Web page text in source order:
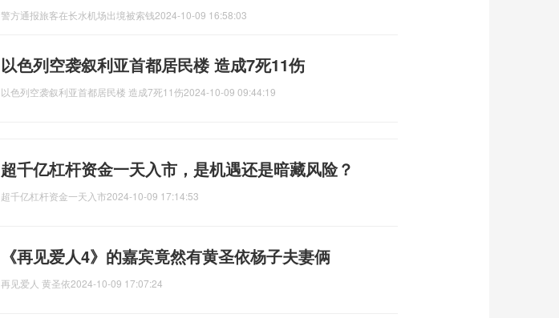
警方通报旅客在长水机场出境被索钱2024-10-09 16:58:03
以色列空袭叙利亚首都居民楼 造成7死11伤
以色列空袭叙利亚首都居民楼 造成7死11伤2024-10-09 09:44:19
超千亿杠杆资金一天入市，是机遇还是暗藏风险？
超千亿杠杆资金一天入市2024-10-09 17:14:53
《再见爱人4》的嘉宾竟然有黄圣依杨子夫妻俩
再见爱人 黄圣依2024-10-09 17:07:24